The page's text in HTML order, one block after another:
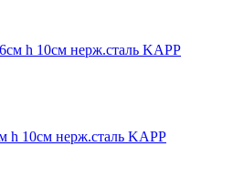
h 10см нерж.сталь KAPP